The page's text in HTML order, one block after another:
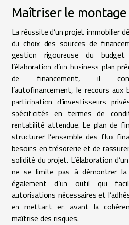
Maîtriser le
La réussite d’un projet immobilier
du choix des sources de
gestion rigoureuse du
l’élaboration d’un business plan
de financement, il
l’autofinancement, le recours aux
participation d’investisseurs
spécificités en termes de
rentabilité attendue. Le plan de
structurer l’ensemble des flux
besoins en trésorerie et de
solidité du projet. L’élaboration
ne se limite pas à démontrer
également d’un outil qui
autorisations nécessaires et
en mettant en avant la
maîtrise des risques.